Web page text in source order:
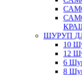
ШУРУП
10
12
6
8